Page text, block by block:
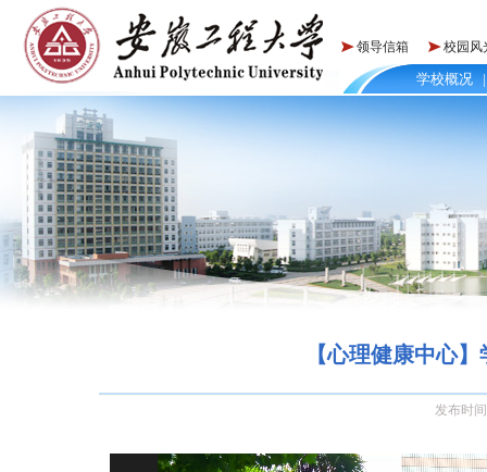
领导信箱 校园风
学校概况 |
【心理健康中心
发布时